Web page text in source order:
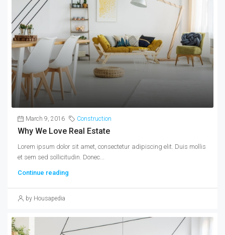
March 9, 2016 Construction
Why We Love Real Estate
Lorem ipsum dolor sit amet, consectetur adipiscing elit. Duis mollis
et sem sed sollicitudin. Donec...
Continue reading
by Housapedia